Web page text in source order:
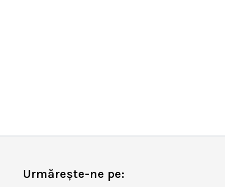
Urmărește-ne pe: